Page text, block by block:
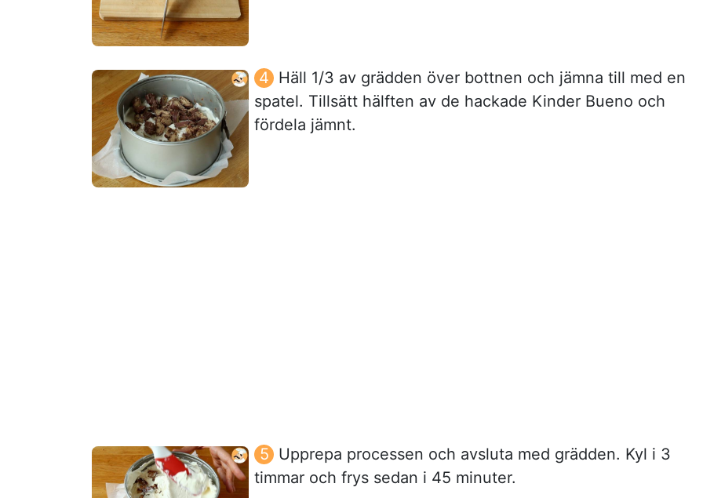
Häll 1/3 av grädden över bottnen och jämna till med en
spatel. Tillsätt hälften av de hackade Kinder Bueno och
fördela jämnt.
Upprepa processen och avsluta med grädden. Kyl i 3
timmar och frys sedan i 45 minuter.